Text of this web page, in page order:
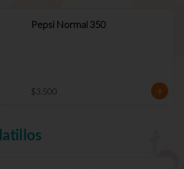
Pepsi Normal 350
$3.500